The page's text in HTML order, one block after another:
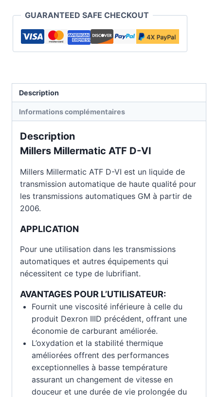
ATFGUARANTEED SAFE CHECKOUT
Description
Informations complémentaires
Description
Millers Millermatic ATF D-VI
Millers Millermatic ATF D-VI est un liquide de
transmission automatique de haute qualité pour
les transmissions automatiques GM à partir de
2006.
APPLICATION
Pour une utilisation dans les transmissions
automatiques et autres équipements qui
nécessitent ce type de lubrifiant.
AVANTAGES POUR L’UTILISATEUR:
Fournit une viscosité inférieure à celle du
produit Dexron IIID précédent, offrant une
économie de carburant améliorée.
L’oxydation et la stabilité thermique
améliorées offrent des performances
exceptionnelles à basse température
assurant un changement de vitesse en
douceur et une durée de vie prolongée du